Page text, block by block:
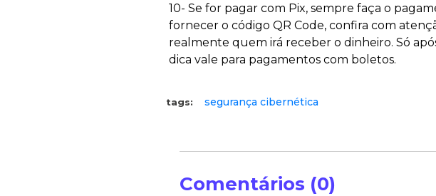
10- Se for pagar com Pix, sempre faça o
fornecer o código QR Code, confira com
realmente quem irá receber o dinheiro. Só
dica vale para pagamentos com boletos.
tags: segurança cibernética
Comentários (0)